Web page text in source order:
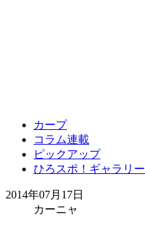
カープ
コラム連載
ピックアップ
ひろスポ！ギャラリー
2014年07月17日
カーニャ